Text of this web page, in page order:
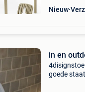
Nieuw
in en
goede